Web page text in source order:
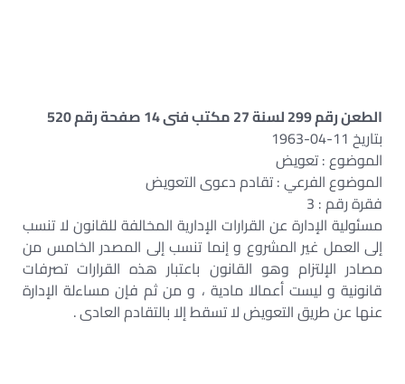
الطعن رقم 299 لسنة 27 مكتب فنى 14 صفحة رقم 520
بتاريخ 11-04-1963
الموضوع : تعويض
الموضوع الفرعي : تقادم دعوى التعويض
فقرة رقم : 3
مسئولية الإدارة عن القرارات الإدارية المخالفة للقانون لا تنسب
إلى العمل غير المشروع و إنما تنسب إلى المصدر الخامس من
مصادر الإلتزام وهو القانون باعتبار هذه القرارات تصرفات
قانونية و ليست أعمالا مادية ، و من ثم فإن مساءلة الإدارة
عنها عن طريق التعويض لا تسقط إلا بالتقادم العادى .